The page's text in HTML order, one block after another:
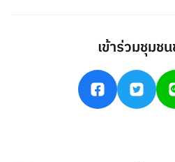
เข้าร่วมชุมช